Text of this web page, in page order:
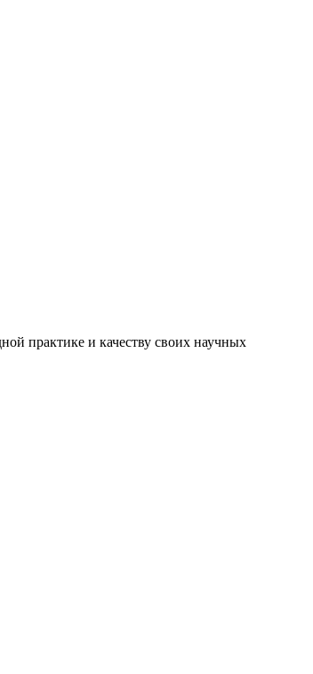
практике и качеству своих научных